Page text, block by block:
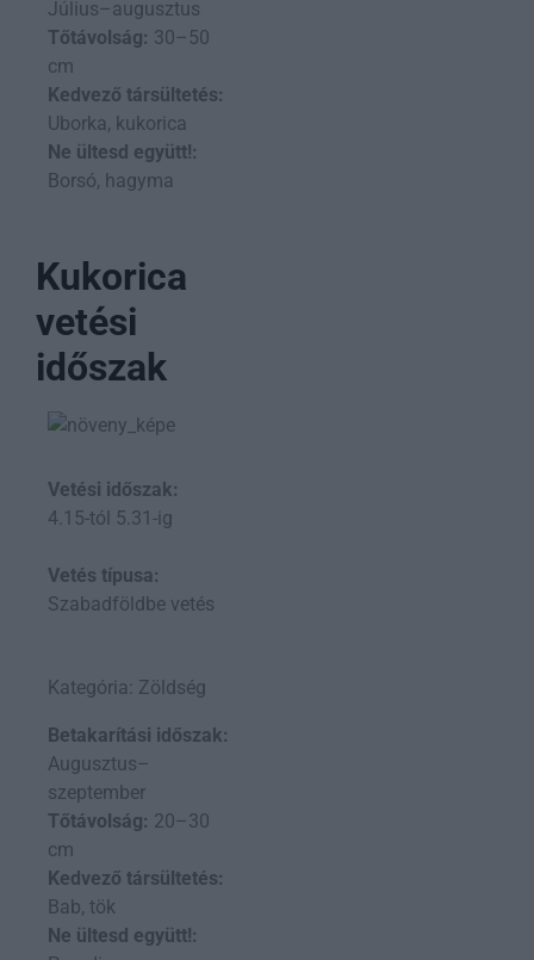
Július–augusztus
Tőtávolság: 30–50
cm
Kedvező társültetés:
Uborka, kukorica
Ne ültesd együtt!:
Borsó, hagyma
Kukorica
vetési
időszak
Vetési időszak:
4.15-tól 5.31-ig
Vetés típusa:
Szabadföldbe vetés
Kategória: Zöldség
Betakarítási időszak:
Augusztus–
szeptember
Tőtávolság: 20–30
cm
Kedvező társültetés:
Bab, tök
Ne ültesd együtt!: